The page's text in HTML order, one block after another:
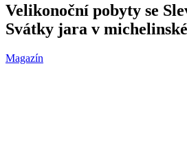
Velikonoční pobyty se
Svátky jara v
Magazín